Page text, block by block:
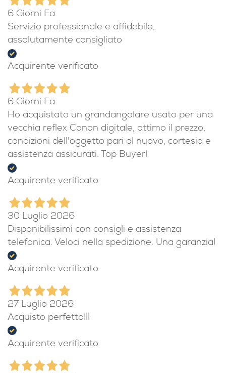
6 Giorni Fa
Servizio professionale e affidabile,
assolutamente consigliato
Acquirente verificato
6 Giorni Fa
Ho acquistato un grandangolare usato per una
vecchia reflex Canon digitale, ottimo il prezzo,
condizioni dell'oggetto pari al nuovo, cortesia e
assistenza assicurati. Top Buyer!
Acquirente verificato
30 Luglio 2026
Disponibilissimi con consigli e assistenza
telefonica. Veloci nella spedizione. Una garanzia!
Acquirente verificato
27 Luglio 2026
Acquisto perfetto!!!
Acquirente verificato